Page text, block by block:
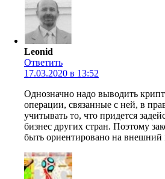
Leonid
Ответить
17.03.2020 в 13:52
Однозначно надо выводить
операции, связанные с ней, в
учитывать то, что придется
бизнес других стран. Поэтому
быть ориентировано на внешний